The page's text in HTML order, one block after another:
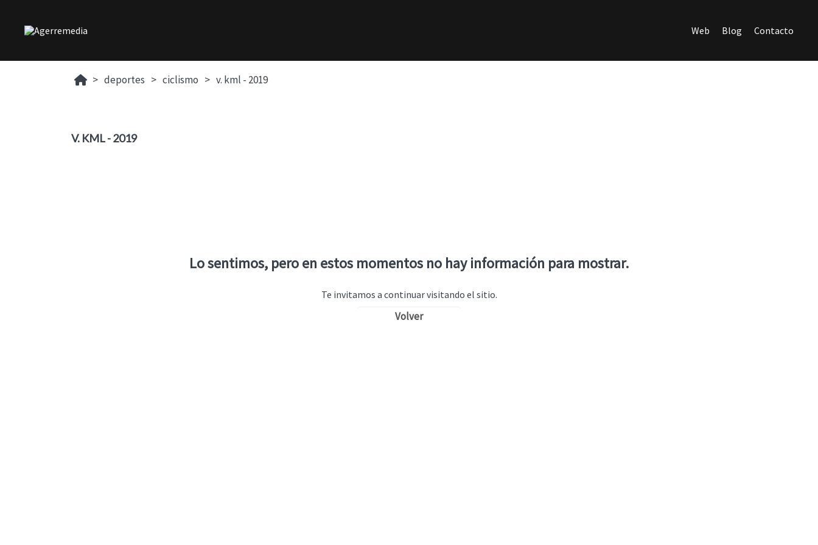
Web Blog Contacto
deportes ciclismo v. kml - 2019
V. KML - 2019
Lo sentimos, pero en estos momentos no hay información para mostrar.
Te invitamos a continuar visitando el sitio.
Volver